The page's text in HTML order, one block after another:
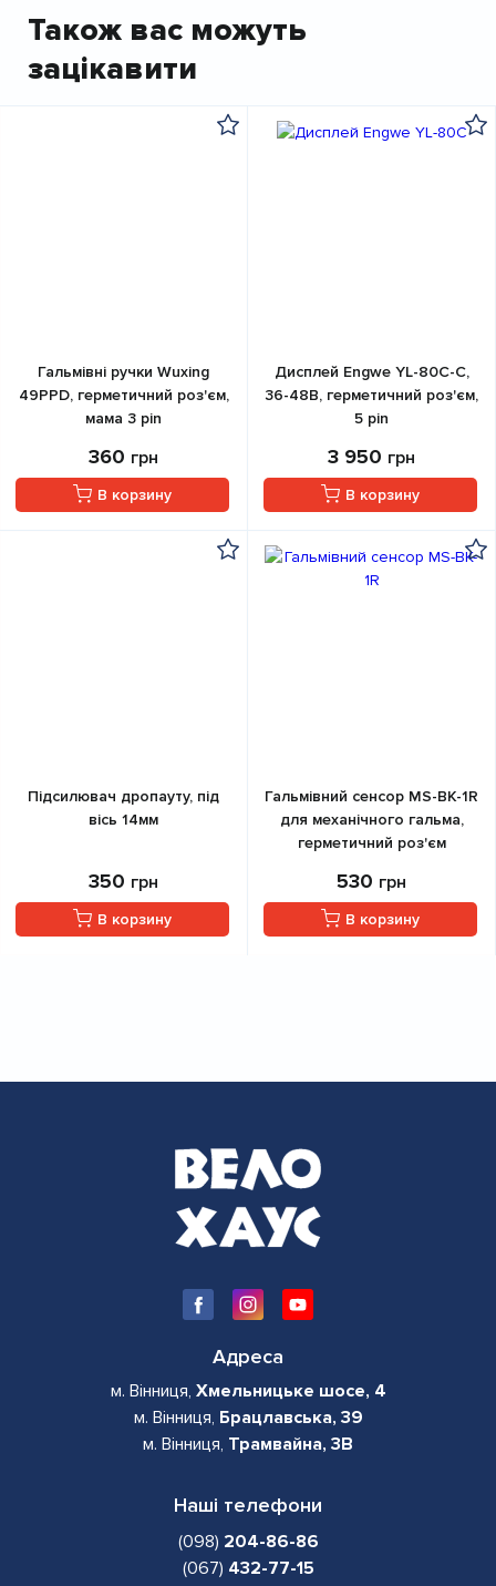
Також вас можуть
зацікавити
Гальмівні ручки Wuxing
49PPD, герметичний роз'єм,
мама 3 pin
360 грн
В корзину
Дисплей Engwe YL-80C-C,
36-48B, герметичний роз'єм,
5 pin
3 950 грн
В корзину
Підсилювач дропауту, під
вісь 14мм
350 грн
В корзину
Гальмівний сенсор MS-BK-1R
для механічного гальма,
герметичний роз'єм
530 грн
В корзину
Адреса
м. Вінниця, Хмельницьке шосе, 4
м. Вінниця, Брацлавська, 39
м. Вінниця, Трамвайна, 3В
Наші телефони
(098) 204-86-86
(067) 432-77-15